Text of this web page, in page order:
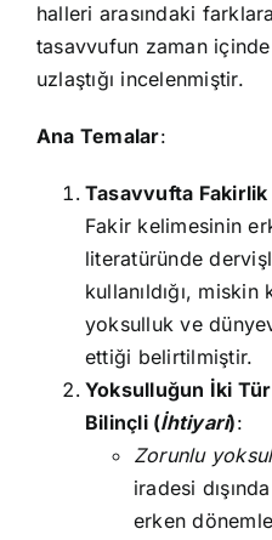
halleri arasındaki
tasavvufun zaman içinde
uzlaştığı incelenmiştir.
Ana Temalar:
Tasavvufta
Fakir kelimesinin
literatüründe
kullanıldığı,
yoksulluk ve
ettiği belirtilmiştir.
Yoksulluğun İki
Bilinçli (İhtiyari):
Zorunlu
iradesi
erken